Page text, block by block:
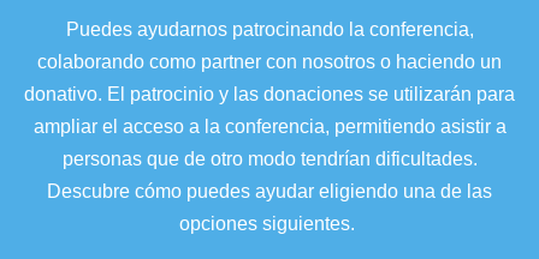
Puedes ayudarnos patrocinando la conferencia,
colaborando como partner con nosotros o haciendo un
donativo. El patrocinio y las donaciones se utilizarán para
ampliar el acceso a la conferencia, permitiendo asistir a
personas que de otro modo tendrían dificultades.
Descubre cómo puedes ayudar eligiendo una de las
opciones siguientes.